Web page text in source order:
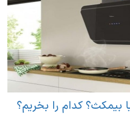
بیمکث؟ کدام را بخریم؟